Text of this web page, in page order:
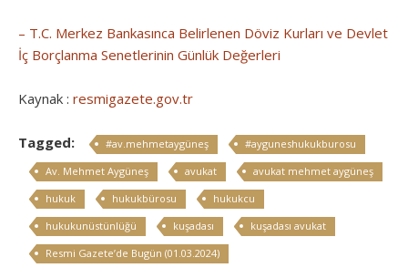
– T.C. Merkez Bankasınca Belirlenen Döviz Kurları ve Devlet
İç Borçlanma Senetlerinin Günlük Değerleri
Kaynak : resmigazete.gov.tr
Tagged: #av.mehmetaygüneş
#ayguneshukukburosu
Av. Mehmet Aygüneş
avukat
avukat mehmet aygüneş
hukuk
hukukbürosu
hukukcu
hukukunüstünlüğü
kuşadası
kuşadası avukat
Resmi Gazete’de Bugün (01.03.2024)